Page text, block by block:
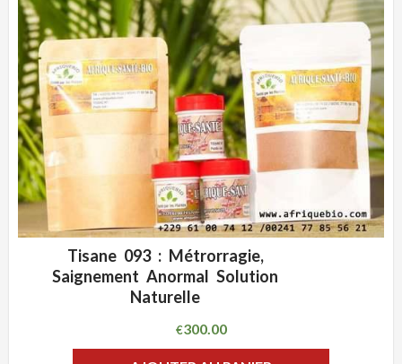
ADD WISHLIST
Tisane 093 : Métrorragie,
Saignement Anormal Solution
Naturelle
€300.00